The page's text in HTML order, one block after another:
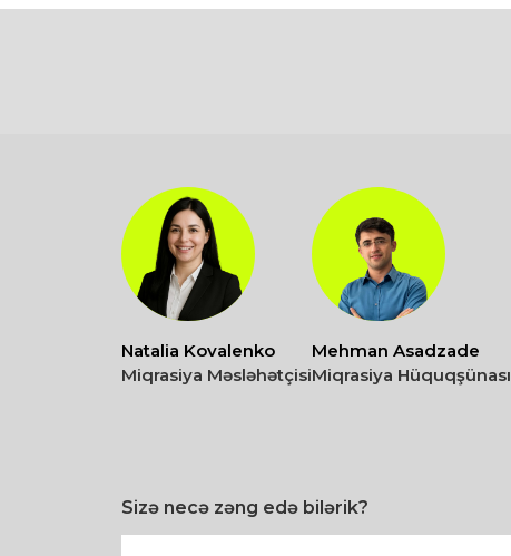
Natalia Kovalenko
Miqrasiya Məsləhətçisi
Mehman Asadzade
Miqrasiya Hüquqşünası
Sizə necə zəng edə bilərik?